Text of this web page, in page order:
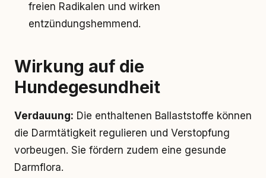
freien Radikalen und wirken
entzündungshemmend.
Wirkung auf die
Hundegesundheit
Verdauung: Die enthaltenen Ballaststoffe können
die Darmtätigkeit regulieren und Verstopfung
vorbeugen. Sie fördern zudem eine gesunde
Darmflora.